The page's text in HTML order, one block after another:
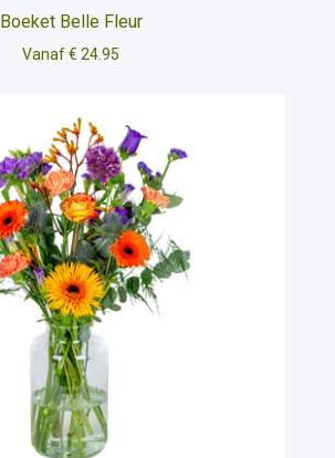
Boeket Belle Fleur
Vanaf € 24.95